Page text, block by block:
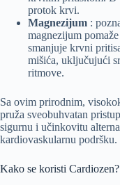
protok krvi.
Magnezijum :
magnezijum
smanjuje krvni
mišića, uključujući
ritmove.
Sa ovim prirodnim,
pruža sveobuhvatan
sigurnu i učinkovitu
kardiovaskularnu podršku.
Kako se koristi Cardiozen?